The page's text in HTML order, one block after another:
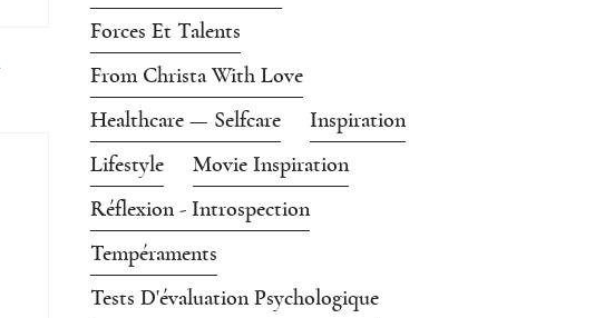
Forces Et Talents
From Christa With Love
Healthcare — Selfcare
Inspiration
Lifestyle
Movie Inspiration
Réflexion - Introspection
Tempéraments
Tests D'évaluation Psychologique